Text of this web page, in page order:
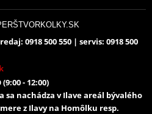
0918 500 550 | servis: 0918 500
(9:00 - 12:00)
sa nachádza v Ilave areál bývalého
z Ilavy na Homôlku resp.